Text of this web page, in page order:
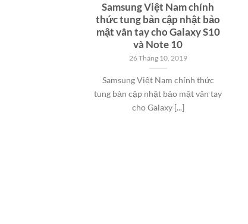
Samsung Việt Nam chính
thức tung bản cập nhật bảo
mật vân tay cho Galaxy S10
và Note 10
26 Tháng 10, 2019
Samsung Việt Nam chính thức
tung bản cập nhật bảo mật vân tay
cho Galaxy [...]